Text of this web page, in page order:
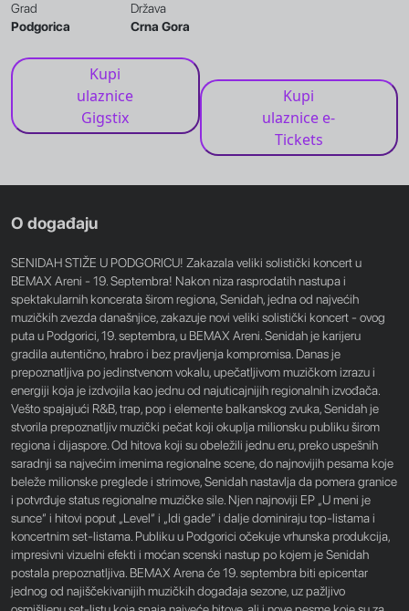
Grad
Podgorica
Država
Crna Gora
Kupi
ulaznice
Gigstix
Kupi
ulaznice e-
Tickets
O događaju
SENIDAH STIŽE U PODGORICU! Zakazala veliki solistički koncert u
BEMAX Areni - 19. Septembra! Nakon niza rasprodatih nastupa i
spektakularnih koncerata širom regiona, Senidah, jedna od najvećih
muzičkih zvezda današnjice, zakazuje novi veliki solistički koncert - ovog
puta u Podgorici, 19. septembra, u BEMAX Areni. Senidah je karijeru
gradila autentično, hrabro i bez pravljenja kompromisa. Danas je
prepoznatljiva po jedinstvenom vokalu, upečatljivom muzičkom izrazu i
energiji koja je izdvojila kao jednu od najuticajnijih regionalnih izvođača.
Vešto spajajući R&B, trap, pop i elemente balkanskog zvuka, Senidah je
stvorila prepoznatljiv muzički pečat koji okuplja milionsku publiku širom
regiona i dijaspore. Od hitova koji su obeležili jednu eru, preko uspešnih
saradnji sa najvećim imenima regionalne scene, do najnovijih pesama koje
beleže milionske preglede i strimove, Senidah nastavlja da pomera granice
i potvrđuje status regionalne muzičke sile. Njen najnoviji EP „U meni je
sunce“ i hitovi poput „Level“ i „Idi gade“ i dalje dominiraju top-listama i
koncertnim set-listama. Publiku u Podgorici očekuje vrhunska produkcija,
impresivni vizuelni efekti i moćan scenski nastup po kojem je Senidah
postala prepoznatljiva. BEMAX Arena će 19. septembra biti epicentar
jednog od najiščekivanijih muzičkih događaja sezone, uz pažljivo